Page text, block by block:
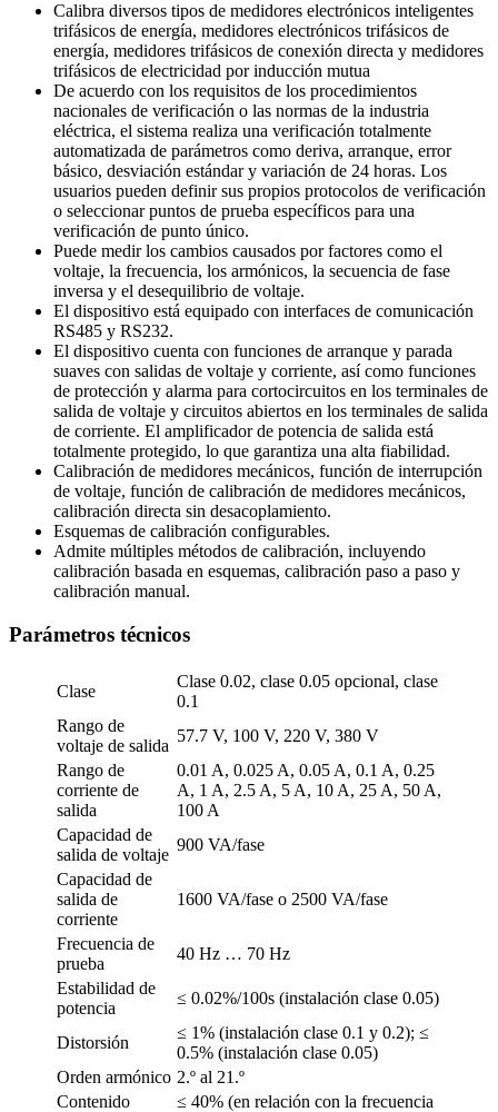
Calibra diversos tipos de medidores electrónicos inteligentes
trifásicos de energía, medidores electrónicos trifásicos de
energía, medidores trifásicos de conexión directa y medidores
trifásicos de electricidad por inducción mutua
De acuerdo con los requisitos de los procedimientos
nacionales de verificación o las normas de la industria
eléctrica, el sistema realiza una verificación totalmente
automatizada de parámetros como deriva, arranque, error
básico, desviación estándar y variación de 24 horas. Los
usuarios pueden definir sus propios protocolos de verificación
o seleccionar puntos de prueba específicos para una
verificación de punto único.
Puede medir los cambios causados por factores como el
voltaje, la frecuencia, los armónicos, la secuencia de fase
inversa y el desequilibrio de voltaje.
El dispositivo está equipado con interfaces de comunicación
RS485 y RS232.
El dispositivo cuenta con funciones de arranque y parada
suaves con salidas de voltaje y corriente, así como funciones
de protección y alarma para cortocircuitos en los terminales de
salida de voltaje y circuitos abiertos en los terminales de salida
de corriente. El amplificador de potencia de salida está
totalmente protegido, lo que garantiza una alta fiabilidad.
Calibración de medidores mecánicos, función de interrupción
de voltaje, función de calibración de medidores mecánicos,
calibración directa sin desacoplamiento.
Esquemas de calibración configurables.
Admite múltiples métodos de calibración, incluyendo
calibración basada en esquemas, calibración paso a paso y
calibración manual.
Parámetros técnicos
Clase
Clase 0.02, clase 0.05 opcional, clase
0.1
Rango de
voltaje de salida
57.7 V, 100 V, 220 V, 380 V
Rango de
corriente de
salida
0.01 A, 0.025 A, 0.05 A, 0.1 A, 0.25
A, 1 A, 2.5 A, 5 A, 10 A, 25 A, 50 A,
100 A
Capacidad de
salida de voltaje
900 VA/fase
Capacidad de
salida de
corriente
1600 VA/fase o 2500 VA/fase
Frecuencia de
prueba
40 Hz … 70 Hz
Estabilidad de
potencia
≤ 0.02%/100s (instalación clase 0.05)
Distorsión
≤ 1% (instalación clase 0.1 y 0.2); ≤
0.5% (instalación clase 0.05)
Orden armónico 2.º al 21.º
Contenido
≤ 40% (en relación con la frecuencia